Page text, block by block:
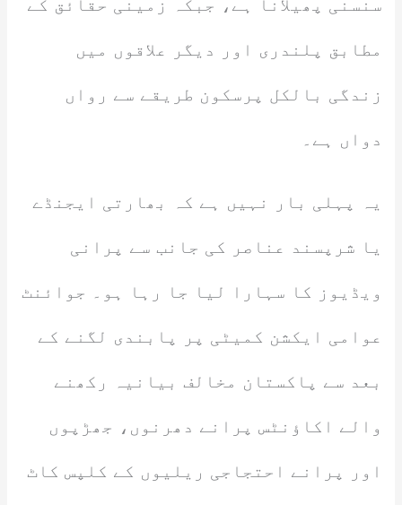
سنسنی پھیلانا ہے، جبکہ زمینی حقائق کے
مطابق پلندری اور دیگر علاقوں میں
زندگی بالکل پرسکون طریقے سے رواں
دواں ہے۔
یہ پہلی بار نہیں ہے کہ بھارتی ایجنڈے
یا شرپسند عناصر کی جانب سے پرانی
ویڈیوز کا سہارا لیا جا رہا ہو۔ جوائنٹ
عوامی ایکشن کمیٹی پر پابندی لگنے کے
بعد سے پاکستان مخالف بیانیہ رکھنے
والے اکاؤنٹس پرانے دھرنوں، جھڑپوں
اور پرانے احتجاجی ریلیوں کے کلپس کاٹ